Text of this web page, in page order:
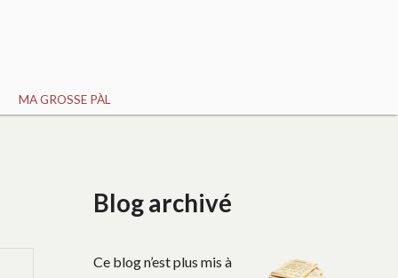
MA GROSSE PÀL
Blog archivé
Ce blog n’est plus mis à